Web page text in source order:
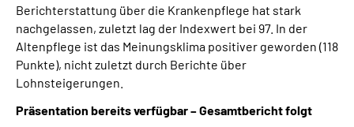
Berichterstattung über die Krankenpflege hat stark
nachgelassen, zuletzt lag der Indexwert bei 97. In der
Altenpflege ist das Meinungsklima positiver geworden (118
Punkte), nicht zuletzt durch Berichte über
Lohnsteigerungen.
Präsentation bereits verfügbar – Gesamtbericht folgt